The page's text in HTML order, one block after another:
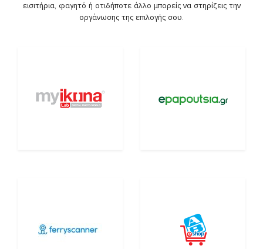
εισιτήρια, φαγητό ή οτιδήποτε άλλο μπορείς να στηρίζεις την
οργάνωσης της επιλογής σου.